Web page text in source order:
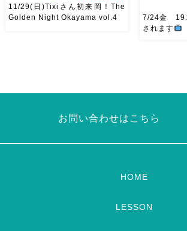
11/29(日)Tixiさん初来岡！The
Golden Night Okayama vol.4
7/24金
されます
お問い合わせはこちら
HOME
LESSON